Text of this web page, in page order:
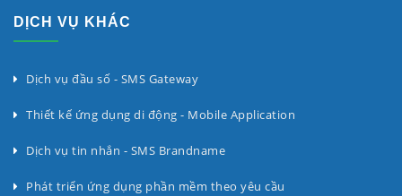
DỊCH VỤ KHÁC
Dịch vụ đầu số - SMS Gateway
Thiết kế ứng dụng di động - Mobile Application
Dịch vụ tin nhắn - SMS Brandname
Phát triển ứng dụng phần mềm theo yêu cầu